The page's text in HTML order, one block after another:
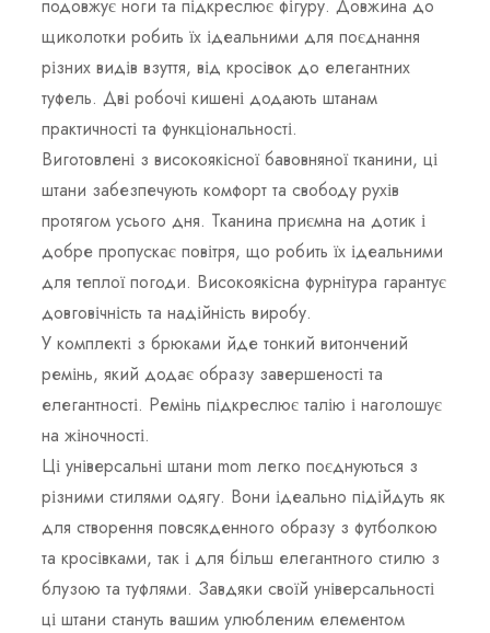
подовжує ноги та підкреслює фігуру. Довжина до
щиколотки робить їх ідеальними для поєднання
різних видів взуття, від кросівок до елегантних
туфель. Дві робочі кишені додають штанам
практичності та функціональності.
Виготовлені з високоякісної бавовняної тканини, ці
штани забезпечують комфорт та свободу рухів
протягом усього дня. Тканина приємна на дотик і
добре пропускає повітря, що робить їх ідеальними
для теплої погоди. Високоякісна фурнітура гарантує
довговічність та надійність виробу.
У комплекті з брюками йде тонкий витончений
ремінь, який додає образу завершеності та
елегантності. Ремінь підкреслює талію і наголошує
на жіночності.
Ці універсальні штани mom легко поєднуються з
різними стилями одягу. Вони ідеально підійдуть як
для створення повсякденного образу з футболкою
та кросівками, так і для більш елегантного стилю з
блузою та туфлями. Завдяки своїй універсальності
ці штани стануть вашим улюбленим елементом